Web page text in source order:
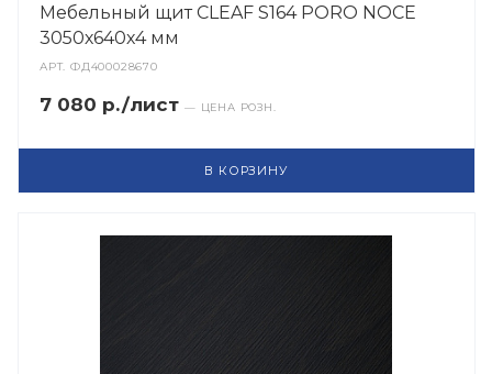
Мебельный щит CLEAF S164 PORO NOCE
3050х640х4 мм
АРТ.ФД400028670
7 080 р./лист — ЦЕНА РОЗН.
В КОРЗИНУ